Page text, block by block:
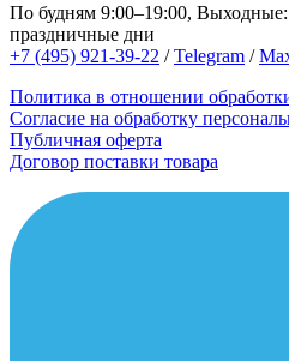
По будням 9:00–19:00, Выходные:
праздничные дни
+7 (495) 921-39-22 /Telegram /
Политика в отношении
Согласие на обработку
Публичная оферта
Договор поставки товара